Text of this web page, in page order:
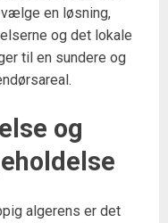
en løsning,
og det lokale
til en sundere og
og
algerens er det